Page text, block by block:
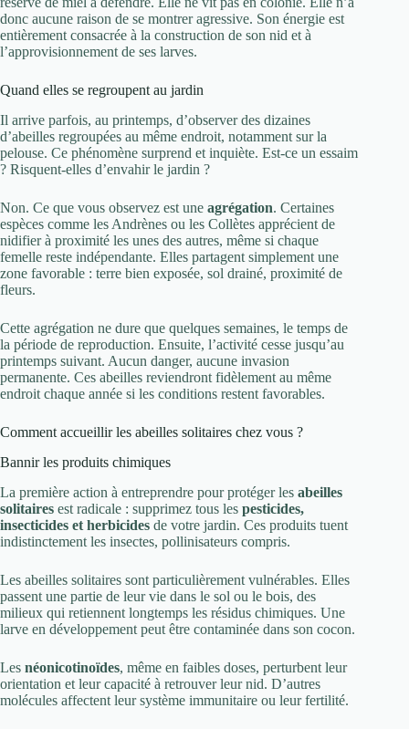
donc aucune raison de se montrer agressive. Son énergie est
entièrement consacrée à la construction de son nid et à
l’approvisionnement de ses larves.
Quand elles se regroupent au jardin
Il arrive parfois, au printemps, d’observer des dizaines
d’abeilles regroupées au même endroit, notamment sur la
pelouse. Ce phénomène surprend et inquiète. Est-ce un essaim
? Risquent-elles d’envahir le jardin ?
Non. Ce que vous observez est une agrégation. Certaines
espèces comme les Andrènes ou les Collètes apprécient de
nidifier à proximité les unes des autres, même si chaque
femelle reste indépendante. Elles partagent simplement une
zone favorable : terre bien exposée, sol drainé, proximité de
fleurs.
Cette agrégation ne dure que quelques semaines, le temps de
la période de reproduction. Ensuite, l’activité cesse jusqu’au
printemps suivant. Aucun danger, aucune invasion
permanente. Ces abeilles reviendront fidèlement au même
endroit chaque année si les conditions restent favorables.
Comment accueillir les abeilles solitaires chez vous ?
Bannir les produits chimiques
La première action à entreprendre pour protéger les abeilles
solitaires est radicale : supprimez tous les pesticides,
insecticides et herbicides de votre jardin. Ces produits tuent
indistinctement les insectes, pollinisateurs compris.
Les abeilles solitaires sont particulièrement vulnérables. Elles
passent une partie de leur vie dans le sol ou le bois, des
milieux qui retiennent longtemps les résidus chimiques. Une
larve en développement peut être contaminée dans son cocon.
Les néonicotinoïdes, même en faibles doses, perturbent leur
orientation et leur capacité à retrouver leur nid. D’autres
molécules affectent leur système immunitaire ou leur fertilité.